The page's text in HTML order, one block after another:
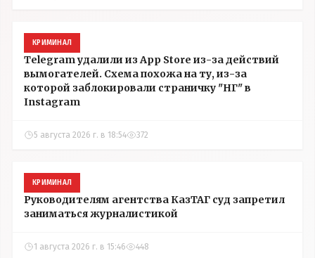
КРИМИНАЛ
Telegram удалили из App Store из-за действий
вымогателей. Схема похожа на ту, из-за
которой заблокировали страничку "НГ" в
Instagram
5 августа 2026 г. в 18:54 372
КРИМИНАЛ
Руководителям агентства КазТАГ суд запретил
заниматься журналистикой
1 августа 2026 г. в 15:46 448